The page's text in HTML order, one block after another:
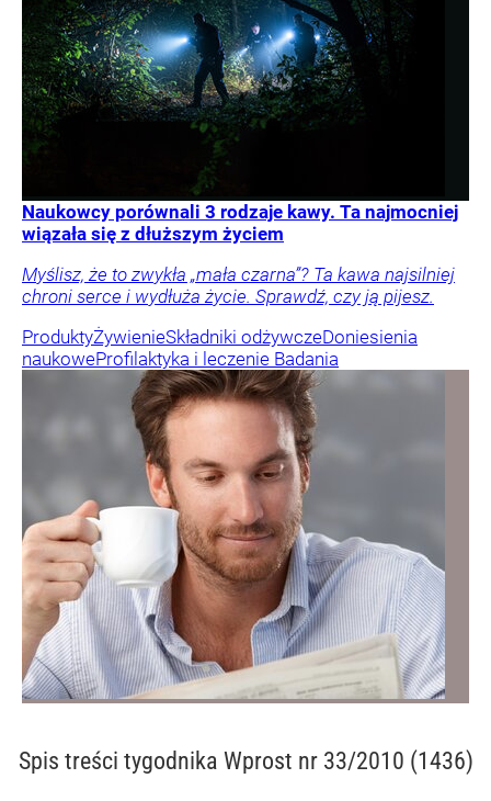
Naukowcy porównali 3 rodzaje kawy. Ta najmocniej
wiązała się z dłuższym życiem
Myślisz, że to zwykła „mała czarna”? Ta kawa najsilniej
chroni serce i wydłuża życie. Sprawdź, czy ją pijesz.
ProduktyŻywienieSkładniki odżywczeDoniesienia
naukoweProfilaktyka i leczenie Badania
Spis treści tygodnika Wprost nr 33/2010 (1436)